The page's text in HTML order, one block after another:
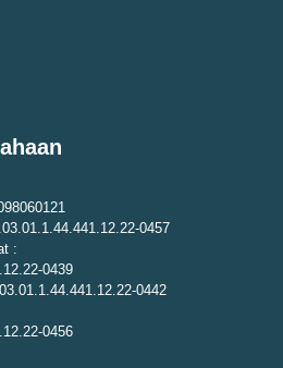
0457
:
0439
0442
0456